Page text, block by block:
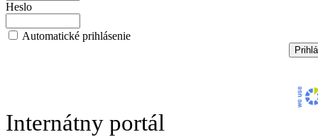
Heslo
Automatické prihlásenie
Internátny portál